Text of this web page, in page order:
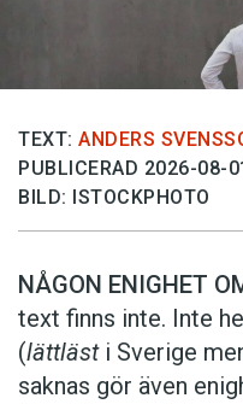
TEXT: ANDERS
PUBLICERAD 2026-08-
BILD: ISTOCKPHOTO
NÅGON ENIGHET
text finns inte. Inte
(lättlästi Sverige
saknas gör även